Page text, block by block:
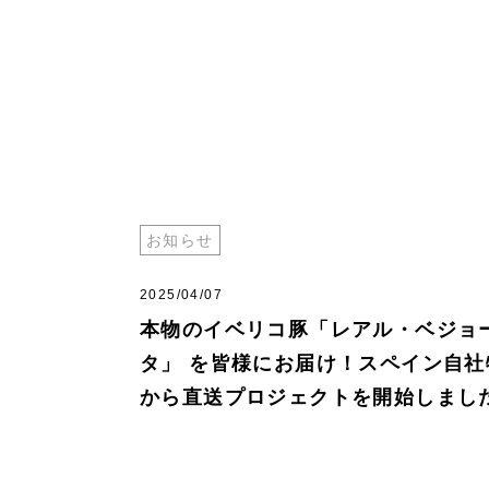
お知らせ
2025/04/07
本物のイベリコ豚「レアル・ベジョ
タ」 を皆様にお届け！スペイン自
から直送プロジェクトを開始しまし